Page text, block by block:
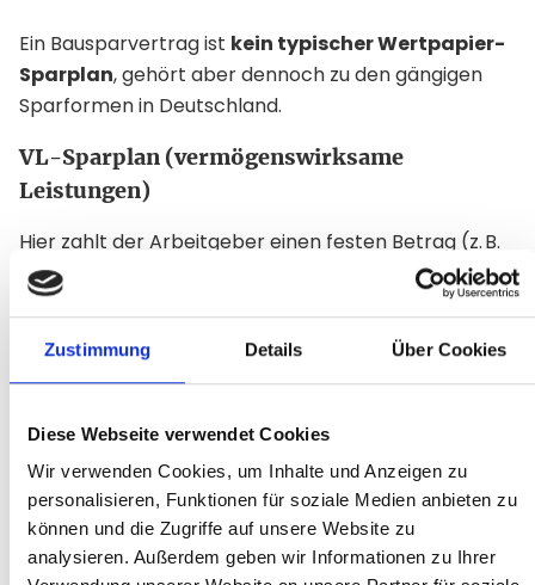
Zustimmung Details Über Cookies
Diese Webseite verwendet Cookies
Wir verwenden Cookies, um Inhalte und Anzeigen zu
personalisieren, Funktionen für soziale Medien anbieten zu
können und die Zugriffe auf unsere Website zu
analysieren. Außerdem geben wir Informationen zu Ihrer
Ein Bausparvertrag ist kein typischer Wertpapier-
Sparplan, gehört aber dennoch zu den gängigen
Sparformen in Deutschland.
VL-Sparplan (vermögenswirksame
Leistungen)
Hier zahlt der Arbeitgeber einen festen Betrag (z. B.
40 Euro monatlich) in einen Vertrag ein – etwa einen
Fondssparplan oder Bausparvertrag.
Vorteile:
(Arbeitnehmersparzulage)
Zusätzlicher Baustein im Vermögensaufbau
Voraussetzung: